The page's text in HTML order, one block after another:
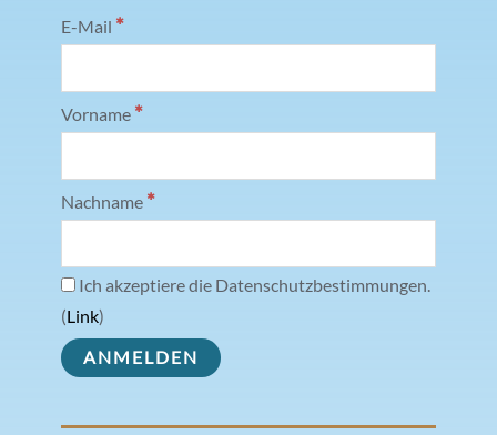
E-Mail *
Vorname *
Nachname *
Ich akzeptiere die Datenschutzbestimmungen.
(Link)